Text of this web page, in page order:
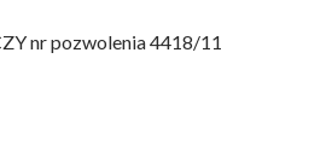
nr pozwolenia 4418/11